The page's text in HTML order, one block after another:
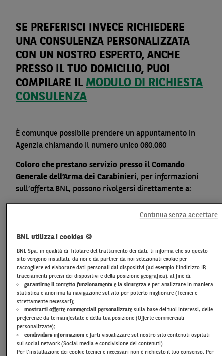
SE PREFERISCI INVECE RICHIEDERE
UNA CONSULENZA PERSONALIZZATA
CON UN NOSTRO ESPERTO, ANCHE
PRESSO IL TUO DOMICILIO, PUOI
COMPILARE IL MODULO DI RICHIESTA
CONSULENZA
È comunque possibile prendere un appuntamento in
Agenzia chiamando il numero unico 060.060.
Coloro che prestano servizio presso il Comando
Generale dell’Arma dei Carabinieri, per informazioni
sull’offerta BNL, possono rivolgersi direttamente a:
Generale dell’Arma dei Carabinieri - Cell.: 3458075610
e-mail: cristina.grasselli@bnpparibas.com
Marco Moro– Responsabile Area Retai Roma Centro –
Regione Roma - Cell.:3316619660
e-mail:marco.moro@bnpparibas.com
BNL utilizza i cookies 🍪
BNL Spa, in qualità di Titolare del trattamento dei dati, ti informa che su questo
sito vengono installati, da noi e da partner da noi selezionati cookie per
raccogliere ed elaborare dati personali dai dispositivi (ad esempio l’indirizzo IP,
tracciamenti precisi dei dispositivi e della posizione geografica), al fine di: -
garantirne il corretto funzionamento e la sicurezza e per analizzare in maniera
statistica e anonima la navigazione sul sito per poterlo migliorare (Tecnici e
strettamente necessari);
mostrarti offerte commerciali personalizzate sulla base dei tuoi interessi, delle
preferenze da te manifestate e della tua posizione (Offerte commerciali
personalizzate);
condividere informazioni e farti visualizzare sul nostro sito contenuti ospitati
sui social network (Social media e condivisione dei contenuti).
Per l’installazione dei cookie tecnici e necessari non è richiesto il tuo consenso. Per
Continua senza accettare